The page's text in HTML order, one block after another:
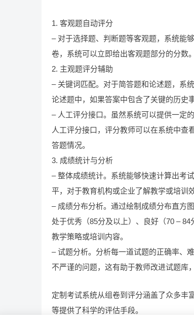
1. 客观题自动评分
– 对于选择题、判断题等客观题，系统能
卷，系统可以立即给出客观题部分的分数
2. 主观题评分辅助
– 关键词匹配。对于简答题和论述题，系
论述题中，如果答案中包含了关键的历史
– 人工评分接口。虽然系统可以提供一定
人工评分接口，评分教师可以在系统中查
答题情况。
3. 成绩统计与分析
– 整体成绩统计。系统能够快速计算出考
平，对于教育机构或企业了解教学或培训
– 成绩分布分析。通过绘制成绩分布直方
处于优秀（85分及以上）、良好（70 –
教学策略或培训内容。
– 试题分析。分析每一道试题的正确率、
不严谨的问题，这有助于教师改进试题库
定制考试系统从组卷到评分涵盖了众多丰
等提供了科学的评估手段。